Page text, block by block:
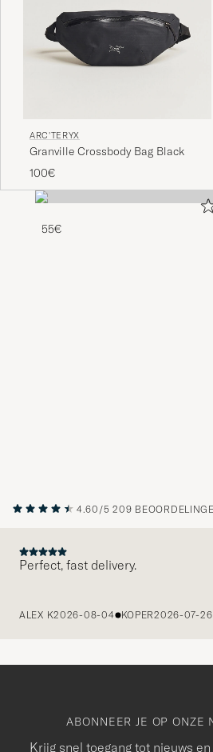
ARC'TERYX
Granville Crossbody Bag Black
100€
55€
4.60/5 209
Perfect, fast delivery.
ALEX K2026-08-04 KOPER2026-07-26
ABONNEER JE OP ONZE
Krijg snel toegang tot nieuws